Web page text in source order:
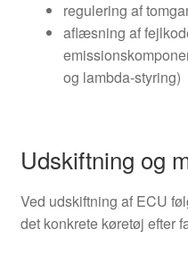
regulering af
aflæsning af
og lambda-styring)
Udskiftning og
Ved udskiftning af ECU
det konkrete køretøj efter